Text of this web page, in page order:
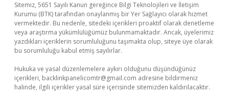
Sitemiz, 5651 Sayılı Kanun gereğince Bilgi Teknolojileri ve İletişim
Kurumu (BTK) tarafından onaylanmış bir Yer Sağlayıcı olarak hizmet
vermektedir. Bu nedenle, sitedeki içerikleri proaktif olarak denetleme
veya araştırma yükümlülüğümüz bulunmamaktadır. Ancak, üyelerimiz
yazdıkları içeriklerin sorumluluğunu taşımakta olup, siteye üye olarak
bu sorumluluğu kabul etmiş sayılırlar.
Hukuka ve yasal düzenlemelere aykırı olduğunu düşündüğünüz
içerikleri, backlinkpanelicomtr@gmail.com adresine bildirmeniz
halinde, ilgili içerikler yasal süre içerisinde sitemizden kaldırılacaktır.